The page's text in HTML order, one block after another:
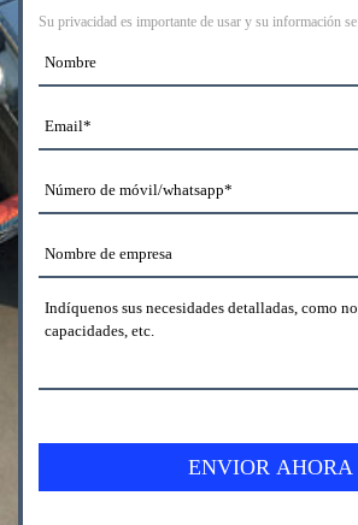
Su privacidad es importante de usar y su información